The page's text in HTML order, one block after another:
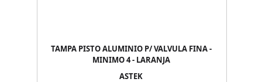
TAMPA PISTO ALUMINIO P/ VALVULA FINA -
MINIMO 4 - LARANJA
ASTEK